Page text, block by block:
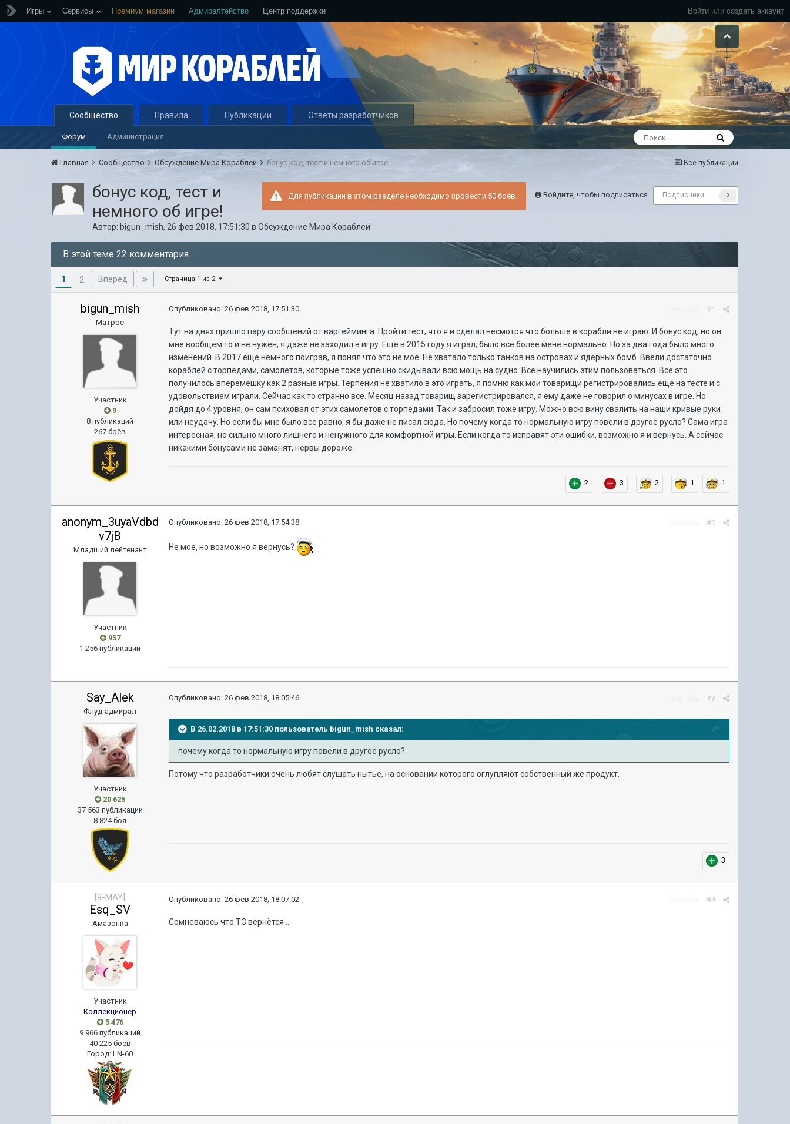
Войти или создать аккаунт
Игры Сервисы Премиум магазин Адмиралтейство Центр поддержки
Сообщество
Форум Администрация
Правила Публикации Ответы разработчиков
Все публикации
Главная Сообщество Обсуждение Мира Кораблей бонус код, тест и немного об игре!
Войдите, чтобы подписаться Подписчики 3
Для публикации в этом разделе необходимо провести 50 боёв.
бонус код, тест и
немного об игре!
Автор: bigun_mish, 26 фев 2018, 17:51:30 вОбсуждение Мира Кораблей
В этой теме 22 комментария
1 2 Вперёд Страница 1 из 2
bigun_mish
Матрос
Участник
9
8 публикаций
267 боёв
#1
Опубликовано:26 фев 2018, 17:51:30
Тут на днях пришло пару сообщений от варгейминга. Пройти тест, что я и сделал несмотря что больше в корабли не играю. И бонус код, но он
мне вообщем то и не нужен, я даже не заходил в игру. Еще в 2015 году я играл, было все более мене нормально. Но за два года было много
изменений. В 2017 еще немного поиграв, я понял что это не мое. Не хватало только танков на островах и ядерных бомб. Ввели достаточно
кораблей с торпедами, самолетов, которые тоже успешно скидывали всю мощь на судно. Все научились этим пользоваться. Все это
получилось вперемешку как 2 разные игры. Терпения не хватило в это играть, я помню как мои товарищи регистрировались еще на тесте и с
удовольствием играли. Сейчас как то странно все. Месяц назад товарищ зарегистрировался, я ему даже не говорил о минусах в игре. Но
дойдя до 4 уровня, он сам психовал от этих самолетов с торпедами. Так и забросил тоже игру. Можно всю вину свалить на наши кривые руки
или неудачу. Но если бы мне было все равно, я бы даже не писал сюда. Но почему когда то нормальную игру повели в другое русло? Сама игра
интересная, но сильно много лишнего и ненужного для комфортной игры. Если когда то исправят эти ошибки, возможно я и вернусь. А сейчас
никакими бонусами не заманят, нервы дороже.
2 3 2 1 1
anonym_3uyaVdbd
v7jB
Младший лейтенант
Участник
957
1 256 публикаций
#2
Опубликовано:26 фев 2018, 17:54:38
Не мое, но возможно я вернусь?
Say_Alek
Флуд-адмирал
Участник
20 625
37 563 публикации
8 824 боя
#3
Опубликовано:26 фев 2018, 18:05:46
В 26.02.2018 в 17:51:30 пользователь bigun_mish сказал:
почему когда то нормальную игру повели в другое русло?
Потому что разработчики очень любят слушать нытье, на основании которого оглупляют собственный же продукт.
3
[9-MAY]
Esq_SV
Амазонка
Участник
Коллекционер
5 476
9 966 публикаций
40 225 боёв
Город:LN-60
#4
Опубликовано:26 фев 2018, 18:07:02
Сомневаюсь что ТС вернётся ...